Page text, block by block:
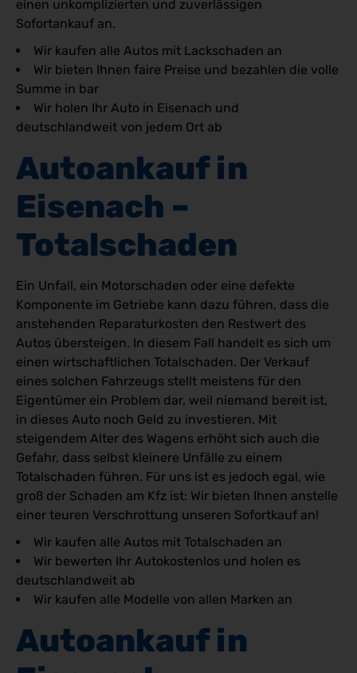
einen unkomplizierten und zuverlässigen
Sofortankauf an.
Wir kaufen alle Autos mit Lackschaden an
Wir bieten Ihnen faire Preise und bezahlen die volle
Summe in bar
Wir holen Ihr Auto in Eisenach und
deutschlandweit von jedem Ort ab
Autoankauf in
Eisenach –
Totalschaden
Ein Unfall, ein Motorschaden oder eine defekte
Komponente im Getriebe kann dazu führen, dass die
anstehenden Reparaturkosten den Restwert des
Autos übersteigen. In diesem Fall handelt es sich um
einen wirtschaftlichen Totalschaden. Der Verkauf
eines solchen Fahrzeugs stellt meistens für den
Eigentümer ein Problem dar, weil niemand bereit ist,
in dieses Auto noch Geld zu investieren. Mit
steigendem Alter des Wagens erhöht sich auch die
Gefahr, dass selbst kleinere Unfälle zu einem
Totalschaden führen. Für uns ist es jedoch egal, wie
groß der Schaden am Kfz ist: Wir bieten Ihnen anstelle
einer teuren Verschrottung unseren Sofortkauf an!
Wir kaufen alle Autos mit Totalschaden an
Wir bewerten Ihr Autokostenlos und holen es
deutschlandweit ab
Wir kaufen alle Modelle von allen Marken an
Autoankauf in